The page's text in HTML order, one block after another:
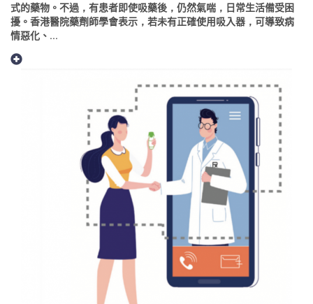
式的藥物。不過，有患者即使吸藥後，仍然氣喘，日常生活備受困
擾。香港醫院藥劑師學會表示，若未有正確使用吸入器，可導致病
情惡化、...